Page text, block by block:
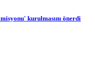
kurulmasını önerdi